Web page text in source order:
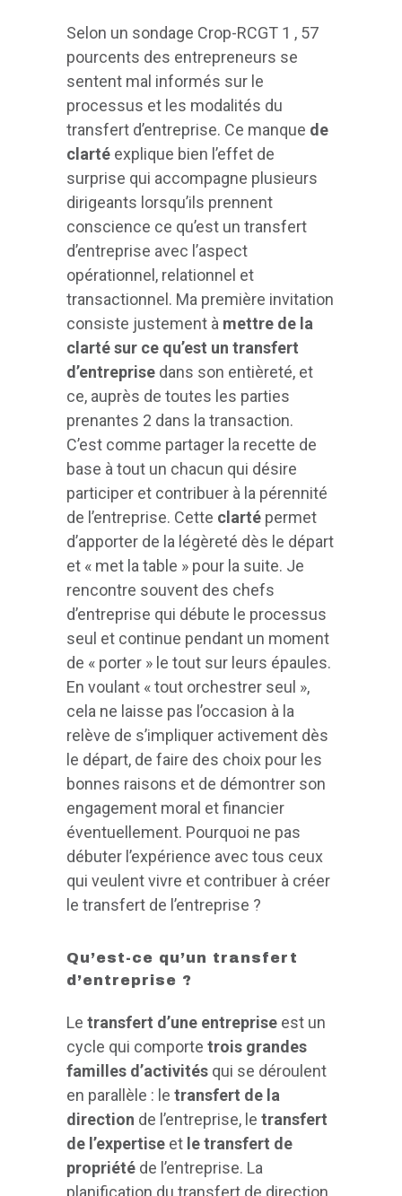
Selon un sondage Crop-RCGT 1 , 57
pourcents des entrepreneurs se
sentent mal informés sur le
processus et les modalités du
transfert d’entreprise. Ce manque de
clarté explique bien l’effet de
surprise qui accompagne plusieurs
dirigeants lorsqu’ils prennent
conscience ce qu’est un transfert
d’entreprise avec l’aspect
opérationnel, relationnel et
transactionnel. Ma première invitation
consiste justement à mettre de la
clarté sur ce qu’est un transfert
d’entreprise dans son entièreté, et
ce, auprès de toutes les parties
prenantes 2 dans la transaction.
C’est comme partager la recette de
base à tout un chacun qui désire
participer et contribuer à la pérennité
de l’entreprise. Cette clarté permet
d’apporter de la légèreté dès le départ
et « met la table » pour la suite. Je
rencontre souvent des chefs
d’entreprise qui débute le processus
seul et continue pendant un moment
de « porter » le tout sur leurs épaules.
En voulant « tout orchestrer seul »,
cela ne laisse pas l’occasion à la
relève de s’impliquer activement dès
le départ, de faire des choix pour les
bonnes raisons et de démontrer son
engagement moral et financier
éventuellement. Pourquoi ne pas
débuter l’expérience avec tous ceux
qui veulent vivre et contribuer à créer
le transfert de l’entreprise ?
Qu’est-ce qu’un transfert
d’entreprise ?
Le transfert d’une entreprise est un
cycle qui comporte trois grandes
familles d’activités qui se déroulent
en parallèle : le transfert de la
direction de l’entreprise, le transfert
de l’expertise et le transfert de
propriété de l’entreprise. La